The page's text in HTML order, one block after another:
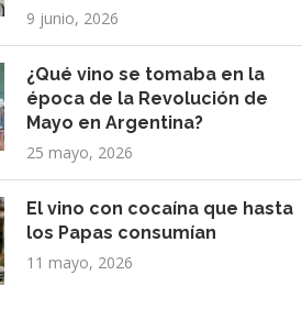
9 junio, 2026
¿Qué vino se tomaba en la
época de la Revolución de
Mayo en Argentina?
25 mayo, 2026
El vino con cocaína que hasta
los Papas consumían
11 mayo, 2026